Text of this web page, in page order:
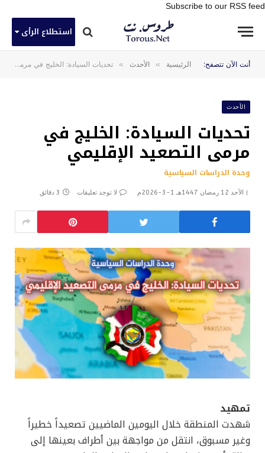
Subscribe to our RSS feed
استطلاع الرأى
أنت الآن تتصفح: الرئيسية » الأحدث » تحديات السيادة: الخليج في مرمى التصعيد الإقليمي
الأحدث
تحديات السيادة: الخليج في
مرمى التصعيد الإقليمي
وحدة الدراسات السياسية
الأحد 12 رمضان 1447هـ 1-3-2026م لا توجد تعليقات 3 دقائق
تمهيد
شهدت المنطقة خلال اليومين الماضيين تصعيداً خطيراً
وغير مسبوق، انتقل من مواجهة بين أطراف بعينها إلى